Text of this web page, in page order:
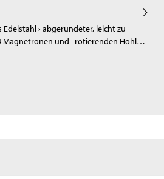
Edelstahl › abgerundeter, leicht zu
Magnetronen und rotierenden Hohl…